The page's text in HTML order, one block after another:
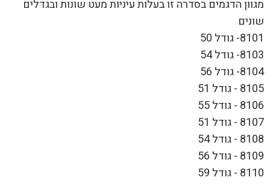
מגוון הדגמים בסדרה זו בעלות עיניות מעט שונות ובגדלים
שונים
8101- גודל 50
8103- גודל 54
8104- גודל 56
8105 - גודל 51
8106 - גודל 55
8107 - גודל 51
8108 - גודל 54
8109 - גודל 56
8110 - גודל 59